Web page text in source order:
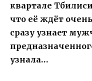
квартале
что её ждёт
сразу узнает
узнала…